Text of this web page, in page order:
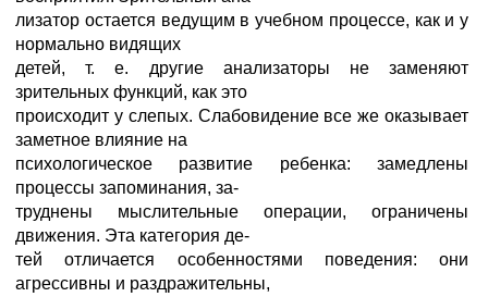
лизатор остается ведущим в учебном процессе, как и у
нормально видящих
детей, т. е. другие анализаторы не заменяют
зрительных функций, как это
происходит у слепых. Слабовидение все же оказывает
заметное влияние на
психологическое развитие ребенка: замедлены
процессы запоминания, за-
труднены мыслительные операции, ограничены
движения. Эта категория де-
тей отличается особенностями поведения: они
агрессивны и раздражительны,